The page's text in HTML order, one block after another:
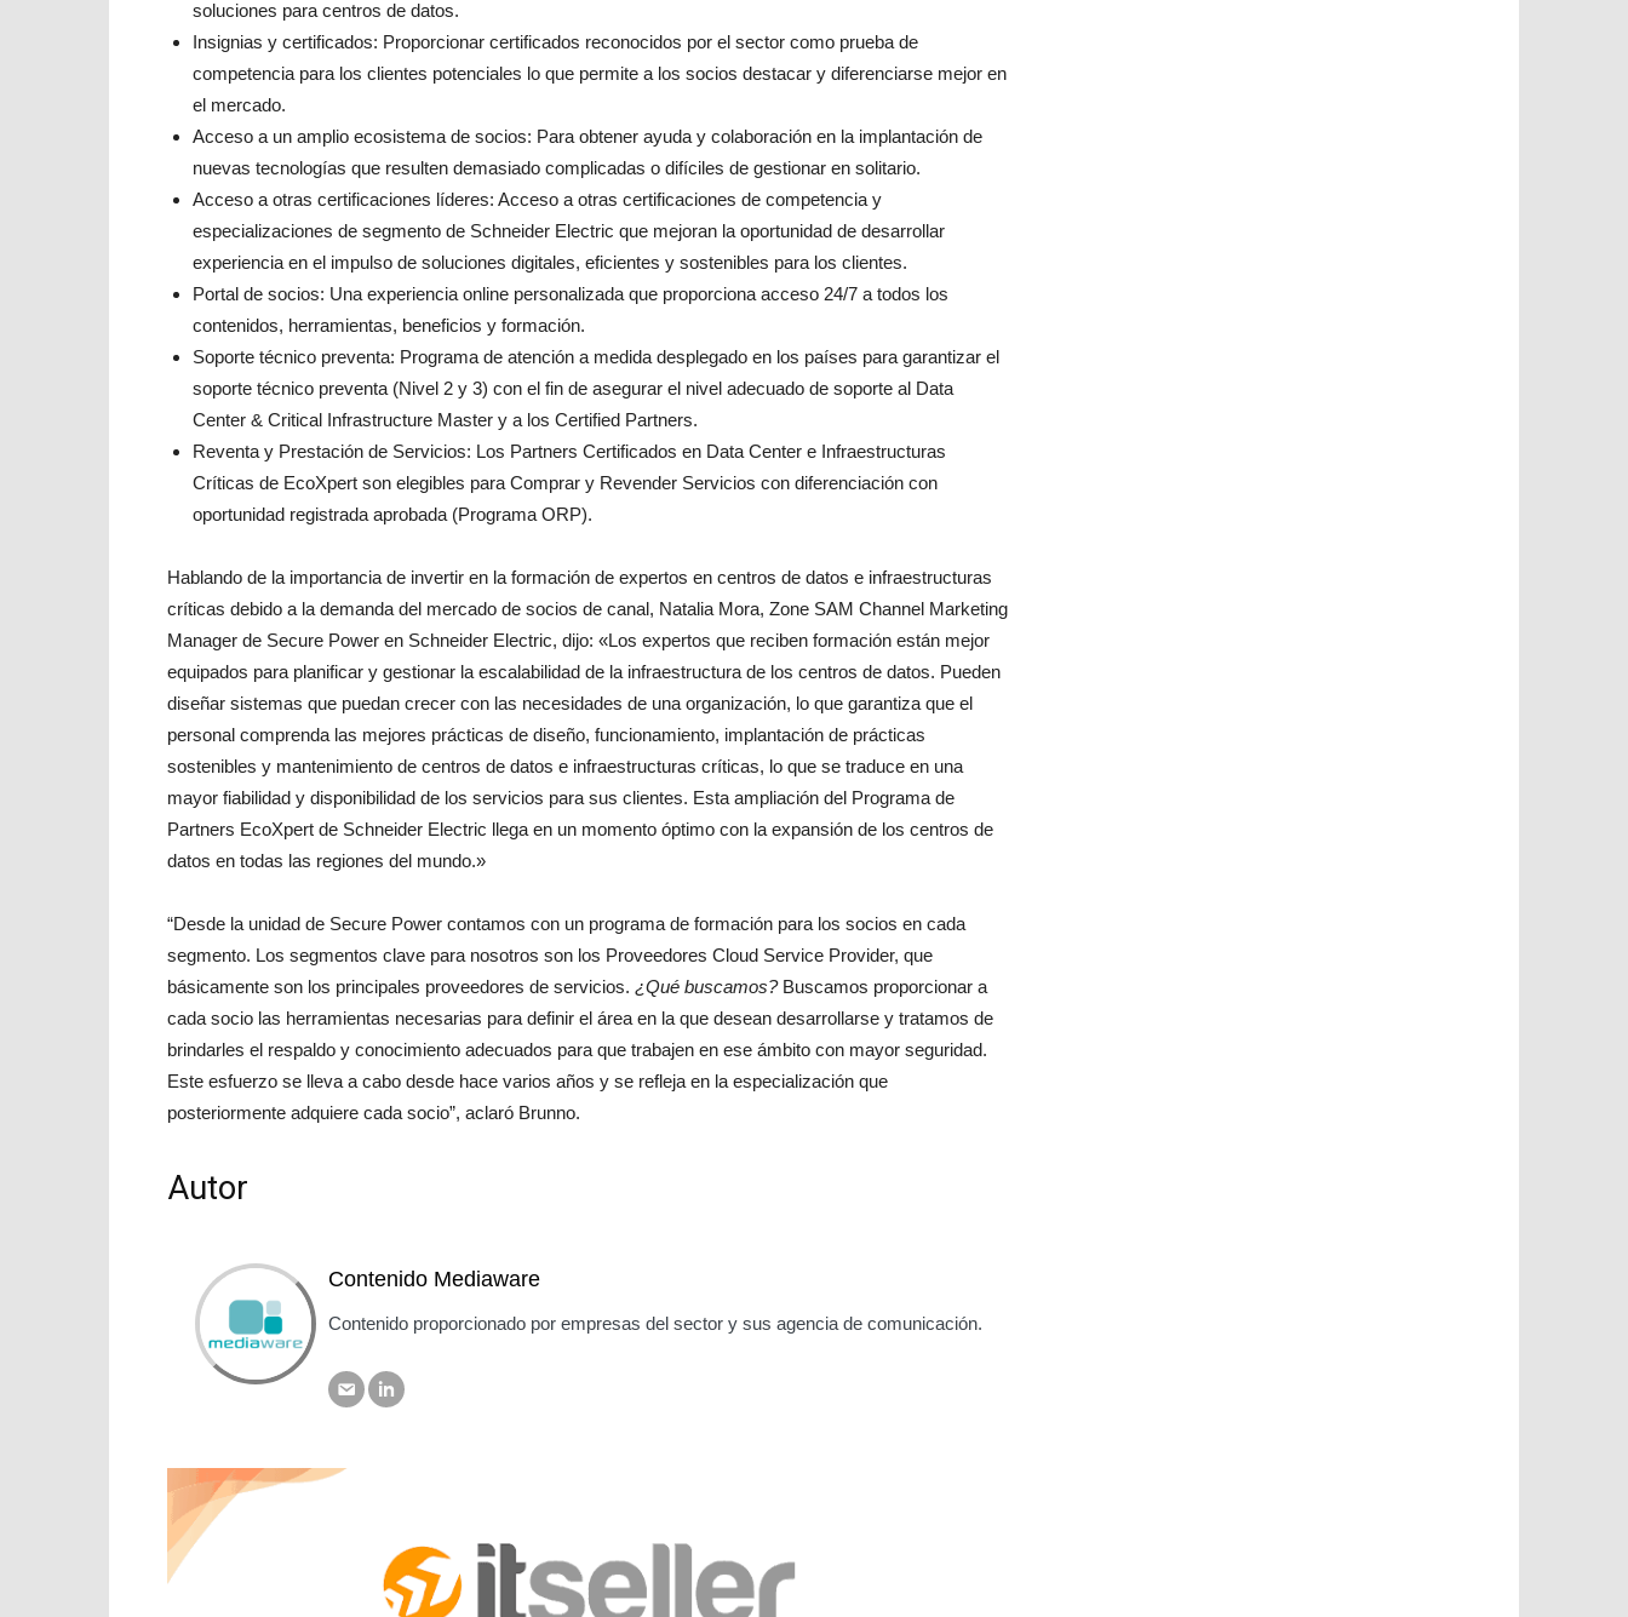
soluciones para centros de datos.
Insignias y certificados: Proporcionar certificados reconocidos por el sector como prueba de
competencia para los clientes potenciales lo que permite a los socios destacar y diferenciarse mejor en
el mercado.
Acceso a un amplio ecosistema de socios: Para obtener ayuda y colaboración en la implantación de
nuevas tecnologías que resulten demasiado complicadas o difíciles de gestionar en solitario.
Acceso a otras certificaciones líderes: Acceso a otras certificaciones de competencia y
especializaciones de segmento de Schneider Electric que mejoran la oportunidad de desarrollar
experiencia en el impulso de soluciones digitales, eficientes y sostenibles para los clientes.
Portal de socios: Una experiencia online personalizada que proporciona acceso 24/7 a todos los
contenidos, herramientas, beneficios y formación.
Soporte técnico preventa: Programa de atención a medida desplegado en los países para garantizar el
soporte técnico preventa (Nivel 2 y 3) con el fin de asegurar el nivel adecuado de soporte al Data
Center & Critical Infrastructure Master y a los Certified Partners.
Reventa y Prestación de Servicios: Los Partners Certificados en Data Center e Infraestructuras
Críticas de EcoXpert son elegibles para Comprar y Revender Servicios con diferenciación con
oportunidad registrada aprobada (Programa ORP).
Hablando de la importancia de invertir en la formación de expertos en centros de datos e infraestructuras
críticas debido a la demanda del mercado de socios de canal, Natalia Mora, Zone SAM Channel Marketing
Manager de Secure Power en Schneider Electric, dijo: «Los expertos que reciben formación están mejor
equipados para planificar y gestionar la escalabilidad de la infraestructura de los centros de datos. Pueden
diseñar sistemas que puedan crecer con las necesidades de una organización, lo que garantiza que el
personal comprenda las mejores prácticas de diseño, funcionamiento, implantación de prácticas
sostenibles y mantenimiento de centros de datos e infraestructuras críticas, lo que se traduce en una
mayor fiabilidad y disponibilidad de los servicios para sus clientes. Esta ampliación del Programa de
Partners EcoXpert de Schneider Electric llega en un momento óptimo con la expansión de los centros de
datos en todas las regiones del mundo.»
“Desde la unidad de Secure Power contamos con un programa de formación para los socios en cada
segmento. Los segmentos clave para nosotros son los Proveedores Cloud Service Provider, que
básicamente son los principales proveedores de servicios. ¿Qué buscamos? Buscamos proporcionar a
cada socio las herramientas necesarias para definir el área en la que desean desarrollarse y tratamos de
brindarles el respaldo y conocimiento adecuados para que trabajen en ese ámbito con mayor seguridad.
Este esfuerzo se lleva a cabo desde hace varios años y se refleja en la especialización que
posteriormente adquiere cada socio”, aclaró Brunno.
Autor
Contenido Mediaware
Contenido proporcionado por empresas del sector y sus agencia de comunicación.